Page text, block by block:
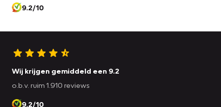
9.2/10
Wij krijgen gemiddeld een 9.2
o.b.v. ruim 1.910 reviews
9.2/10